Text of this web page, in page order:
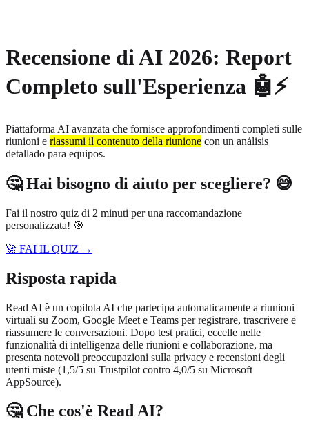
Recensione di AI 2026: Report
Completo sull'Esperienza 🤖⚡
Piattaforma AI avanzata che fornisce approfondimenti completi sulle
riunioni e riassumi il contenuto della riunione con un análisis
detallado para equipos.
🤔 Hai bisogno di aiuto per scegliere? 😅
Fai il nostro quiz di 2 minuti per una raccomandazione
personalizzata! 🎯
🚀 FAI IL QUIZ →
Risposta rapida
Read AI è un copilota AI che partecipa automaticamente a riunioni
virtuali su Zoom, Google Meet e Teams per registrare, trascrivere e
riassumere le conversazioni. Dopo test pratici, eccelle nelle
funzionalità di intelligenza delle riunioni e collaborazione, ma
presenta notevoli preoccupazioni sulla privacy e recensioni degli
utenti miste (1,5/5 su Trustpilot contro 4,0/5 su Microsoft
AppSource).
🤔 Che cos'è Read AI?